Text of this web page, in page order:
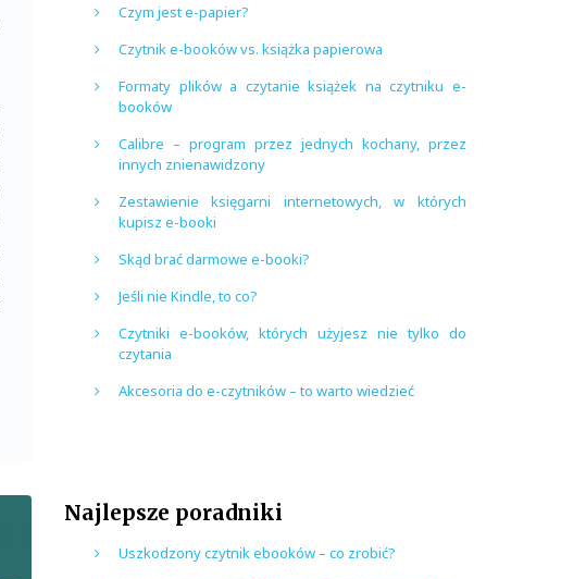
Czym jest e-papier?
Czytnik e-booków vs. książka papierowa
Formaty plików a czytanie książek na czytniku e-
booków
Calibre – program przez jednych kochany, przez
innych znienawidzony
Zestawienie księgarni internetowych, w których
kupisz e-booki
Skąd brać darmowe e-booki?
Jeśli nie Kindle, to co?
Czytniki e-booków, których użyjesz nie tylko do
czytania
Akcesoria do e-czytników – to warto wiedzieć
Najlepsze poradniki
Uszkodzony czytnik ebooków – co zrobić?